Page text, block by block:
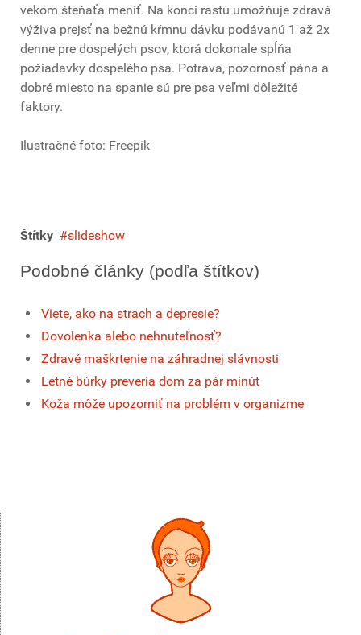
vekom šteňaťa meniť. Na konci rastu umožňuje zdravá
výživa prejsť na bežnú kŕmnu dávku podávanú 1 až 2x
denne pre dospelých psov, ktorá dokonale spĺňa
požiadavky dospelého psa. Potrava, pozornosť pána a
dobré miesto na spanie sú pre psa veľmi dôležité
faktory.
Ilustračné foto: Freepik
Štítky slideshow
Podobné články (podľa štítkov)
Viete, ako na strach a depresie?
Dovolenka alebo nehnuteľnosť?
Zdravé maškrtenie na záhradnej slávnosti
Letné búrky preveria dom za pár minút
Koža môže upozorniť na problém v organizme